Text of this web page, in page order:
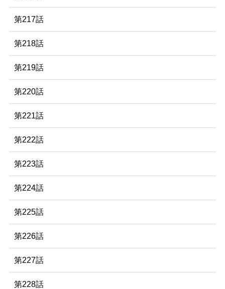
第217話
第218話
第219話
第220話
第221話
第222話
第223話
第224話
第225話
第226話
第227話
第228話